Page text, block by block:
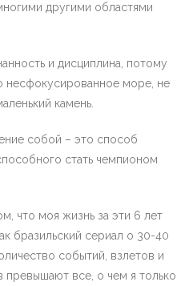
другими областями
и дисциплина, потому
несфокусированное море, не
камень.
собой – это способ
стать чемпионом
что моя жизнь за эти 6 лет
бразильский сериал о 30-40
событий, взлетов и
превышают все, о чем я только